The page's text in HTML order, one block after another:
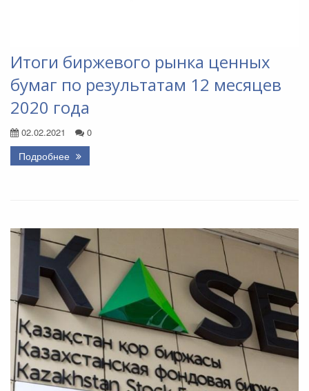
Итоги биржевого рынка ценных
бумаг по результатам 12 месяцев
2020 года
02.02.2021 0
Подробнее